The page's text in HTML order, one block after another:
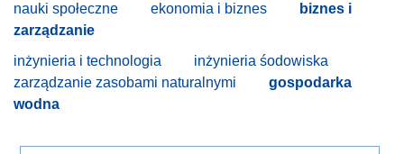
nauki społeczne
ekonomia i biznes
biznes i
zarządzanie
inżynieria i technologia
inżynieria śodowiska
zarządzanie zasobami naturalnymi
gospodarka
wodna